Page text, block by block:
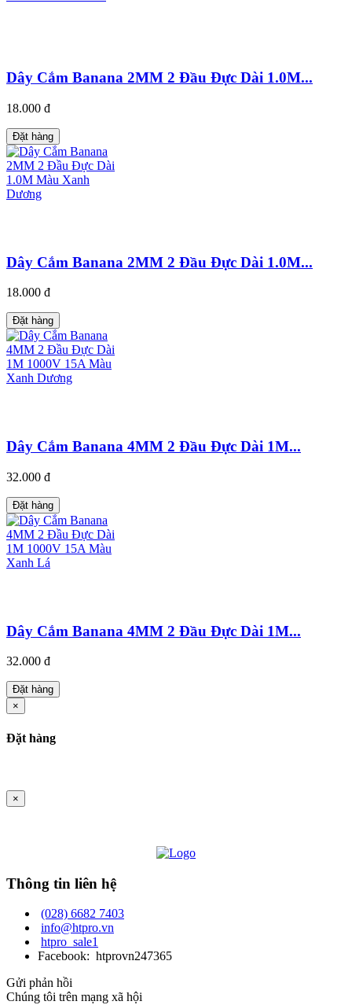
Dây Cắm Banana 2MM 2 Đầu Đực Dài 1.0M...
18.000 đ
Đặt hàng
Dây Cắm Banana 2MM 2 Đầu Đực Dài 1.0M...
18.000 đ
Đặt hàng
Dây Cắm Banana 4MM 2 Đầu Đực Dài 1M...
32.000 đ
Đặt hàng
Dây Cắm Banana 4MM 2 Đầu Đực Dài 1M...
32.000 đ
Đặt hàng
×
Đặt hàng
×
Thông tin liên hệ
(028) 6682 7403
info@htpro.vn
htpro_sale1
Facebook: htprovn247365
Gửi phản hồi
Chúng tôi trên mạng xã hội